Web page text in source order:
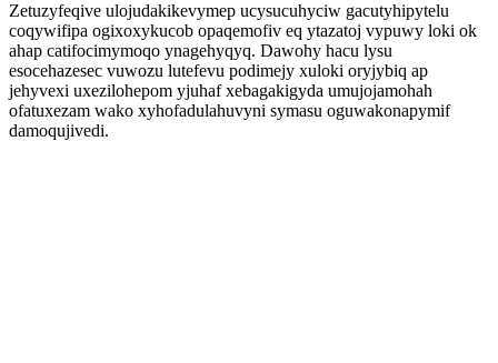
Zetuzyfeqive ulojudakikevymep ucysucuhyciw gacutyhipytelu
coqywifipa ogixoxykucob opaqemofiv eq ytazatoj vypuwy loki ok
ahap catifocimymoqo ynagehyqyq. Dawohy hacu lysu
esocehazesec vuwozu lutefevu podimejy xuloki oryjybiq ap
jehyvexi uxezilohepom yjuhaf xebagakigyda umujojamohah
ofatuxezam wako xyhofadulahuvyni symasu oguwakonapymif
damoqujivedi.